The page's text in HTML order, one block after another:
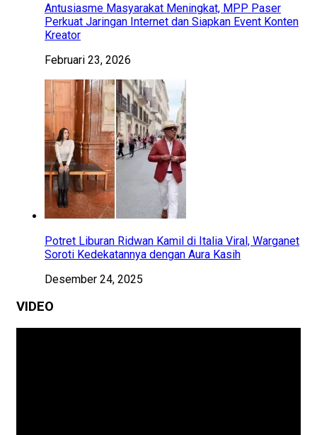
Antusiasme Masyarakat Meningkat, MPP Paser
Perkuat Jaringan Internet dan Siapkan Event Konten
Kreator
Februari 23, 2026
Potret Liburan Ridwan Kamil di Italia Viral, Warganet
Soroti Kedekatannya dengan Aura Kasih
Desember 24, 2025
VIDEO